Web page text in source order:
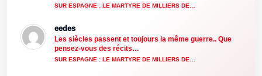
SUR ESPAGNE : LE MARTYRE DE MILLIERS DE…
eedes
Les siècles passent et toujours la même guerre.. Que
pensez-vous des récits…
SUR ESPAGNE : LE MARTYRE DE MILLIERS DE…